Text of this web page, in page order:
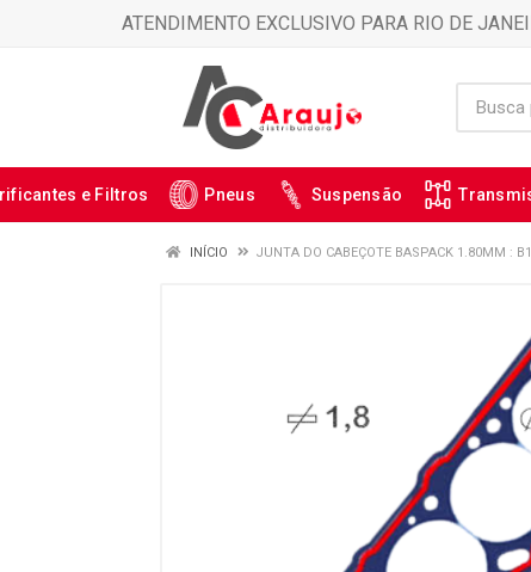
ATENDIMENTO EXCLUSIVO PARA RIO DE
e Filtros Pneus Suspensão
INÍCIO JUNTA DO CABEÇOTE BASPACK 1.80MM :